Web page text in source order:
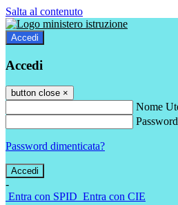
Salta al contenuto
Accedi
Accedi
button close ×
Nome
Password
Password dimenticata?
-
Entra con SPID Entra con CIE